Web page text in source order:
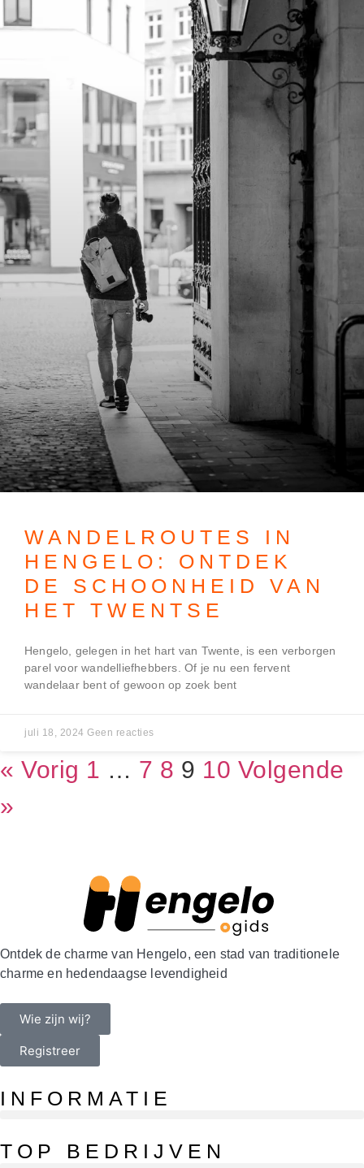
WANDELROUTES IN
HENGELO: ONTDEK
DE SCHOONHEID VAN
HET TWENTSE
Hengelo, gelegen in het hart van Twente, is een verborgen
parel voor wandelliefhebbers. Of je nu een fervent
wandelaar bent of gewoon op zoek bent
juli 18, 2024 Geen reacties
« Vorig 1 … 7 8 9 10 Volgende
»
Ontdek de charme van Hengelo, een stad van traditionele
charme en hedendaagse levendigheid
Wie zijn wij?
Registreer
INFORMATIE
TOP BEDRIJVEN